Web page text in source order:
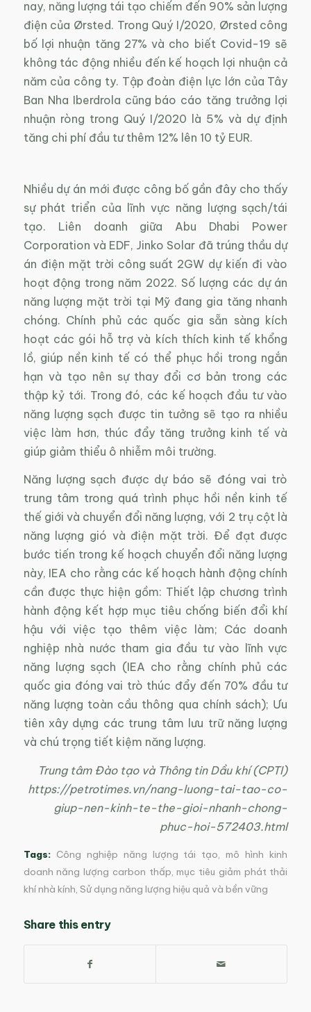
nay, năng lượng tái tạo chiếm đến 90% sản lượng
điện của Ørsted. Trong Quý I/2020, Ørsted công
bố lợi nhuận tăng 27% và cho biết Covid-19 sẽ
không tác động nhiều đến kế hoạch lợi nhuận cả
năm của công ty. Tập đoàn điện lực lớn của Tây
Ban Nha Iberdrola cũng báo cáo tăng trưởng lợi
nhuận ròng trong Quý I/2020 là 5% và dự định
tăng chi phí đầu tư thêm 12% lên 10 tỷ EUR.
Nhiều dự án mới được công bố gần đây cho thấy
sự phát triển của lĩnh vực năng lượng sạch/tái
tạo. Liên doanh giữa Abu Dhabi Power
Corporation và EDF, Jinko Solar đã trúng thầu dự
án điện mặt trời công suất 2GW dự kiến đi vào
hoạt động trong năm 2022. Số lượng các dự án
năng lượng mặt trời tại Mỹ đang gia tăng nhanh
chóng. Chính phủ các quốc gia sẵn sàng kích
hoạt các gói hỗ trợ và kích thích kinh tế khổng
lồ, giúp nền kinh tế có thể phục hồi trong ngắn
hạn và tạo nên sự thay đổi cơ bản trong các
thập kỷ tới. Trong đó, các kế hoạch đầu tư vào
năng lượng sạch được tin tưởng sẽ tạo ra nhiều
việc làm hơn, thúc đẩy tăng trưởng kinh tế và
giúp giảm thiểu ô nhiễm môi trường.
Năng lượng sạch được dự báo sẽ đóng vai trò
trung tâm trong quá trình phục hồi nền kinh tế
thế giới và chuyển đổi năng lượng, với 2 trụ cột là
năng lượng gió và điện mặt trời. Để đạt được
bước tiến trong kế hoạch chuyển đổi năng lượng
này, IEA cho rằng các kế hoạch hành động chính
cần được thực hiện gồm: Thiết lập chương trình
hành động kết hợp mục tiêu chống biến đổi khí
hậu với việc tạo thêm việc làm; Các doanh
nghiệp nhà nước tham gia đầu tư vào lĩnh vực
năng lượng sạch (IEA cho rằng chính phủ các
quốc gia đóng vai trò thúc đẩy đến 70% đầu tư
năng lượng toàn cầu thông qua chính sách); Ưu
tiên xây dựng các trung tâm lưu trữ năng lượng
và chú trọng tiết kiệm năng lượng.
Trung tâm Đào tạo và Thông tin Dầu khí (CPTI)
https://petrotimes.vn/nang-luong-tai-tao-co-
giup-nen-kinh-te-the-gioi-nhanh-chong-
phuc-hoi-572403.html
Tags: Công nghiệp năng lượng tái tạo,mô hình kinh
doanh năng lượng carbon thấp,mục tiêu giảm phát thải
khí nhà kính, Sử dụng năng lượng hiệu quả và bền vững
Share this entry